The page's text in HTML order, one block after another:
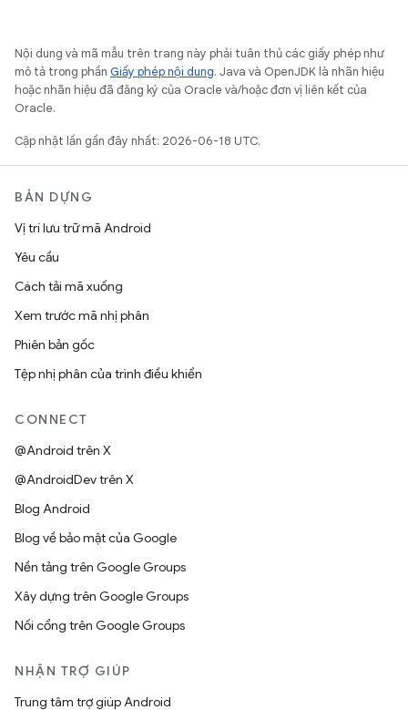
Nội dung và mã mẫu trên trang này phải tuân thủ các giấy phép như
mô tả trong phần Giấy phép nội dung. Java và OpenJDK là nhãn hiệu
hoặc nhãn hiệu đã đăng ký của Oracle và/hoặc đơn vị liên kết của
Oracle.
Cập nhật lần gần đây nhất: 2026-06-18 UTC.
BẢN DỰNG
Vị trí lưu trữ mã Android
Yêu cầu
Cách tải mã xuống
Xem trước mã nhị phân
Phiên bản gốc
Tệp nhị phân của trình điều khiển
CONNECT
@Android trên X
@AndroidDev trên X
Blog Android
Blog về bảo mật của Google
Nền tảng trên Google Groups
Xây dựng trên Google Groups
Nối cổng trên Google Groups
NHẬN TRỢ GIÚP
Trung tâm trợ giúp Android